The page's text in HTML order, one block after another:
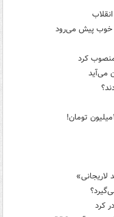
خوب پیش می‌رود
منصوب کرد
می‌آید
کرد